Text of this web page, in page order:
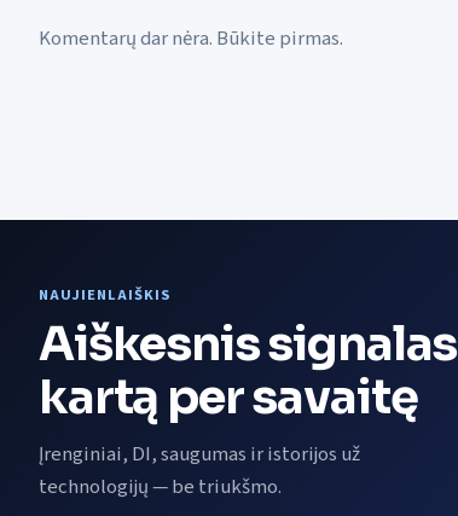
Komentarų dar nėra. Būkite pirmas.
NAUJIENLAIŠKIS
Aiškesnis signalas
kartą per savaitę
Įrenginiai, DI, saugumas ir istorijos už
technologijų — be triukšmo.